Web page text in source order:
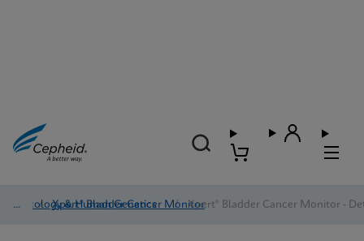
Oncology & Human Genetics
/ Xpert® Bladder Cancer Monitor
/ Xpert® Bladder Cancer Monitor -